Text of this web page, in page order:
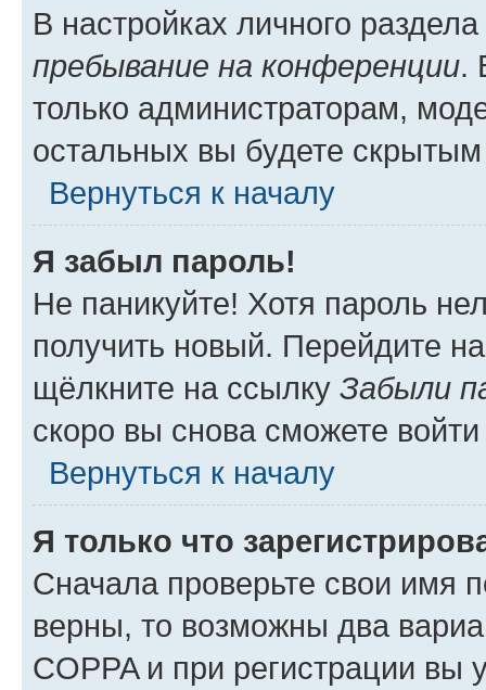
В настройках личного
пребывание на конференции.
только администраторам,
остальных вы будете
Вернуться к началу
Я забыл пароль!
Не паникуйте! Хотя пароль
получить новый. Перейдите
щёлкните на ссылку Забыли
скоро вы снова сможете
Вернуться к началу
Я только что
Сначала проверьте свои имя
верны, то возможны два
COPPA и при регистрации вы